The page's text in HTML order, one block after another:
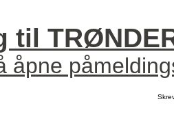
til
åpne